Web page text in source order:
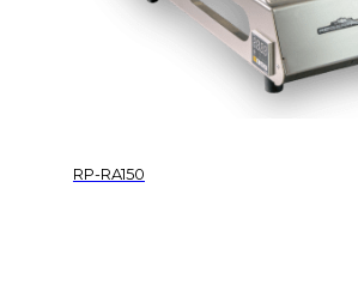
RP-RA150